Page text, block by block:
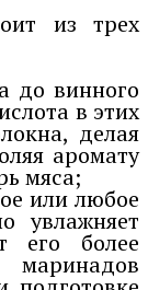
из трех
до винного
в этих
делая
аромату
мяса;
или любое
увлажняет
его более